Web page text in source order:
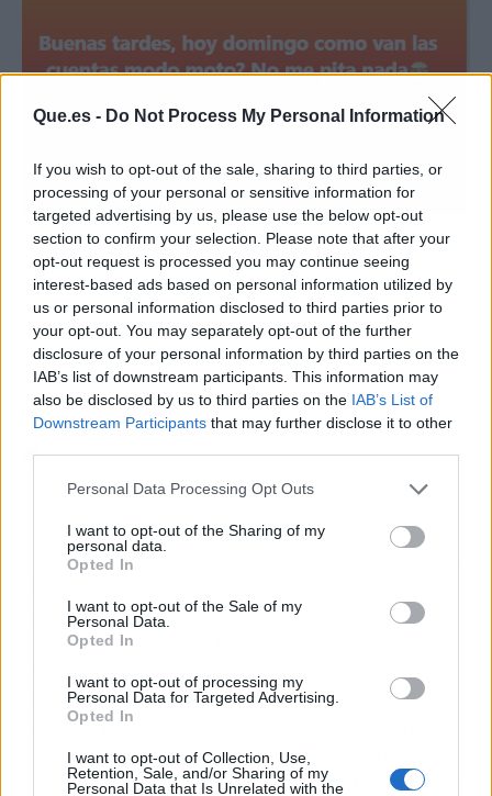
Que.es - Do Not Process My Personal Information
If you wish to opt-out of the sale, sharing to third parties, or
processing of your personal or sensitive information for
targeted advertising by us, please use the below opt-out
section to confirm your selection. Please note that after your
opt-out request is processed you may continue seeing
interest-based ads based on personal information utilized by
us or personal information disclosed to third parties prior to
your opt-out. You may separately opt-out of the further
disclosure of your personal information by third parties on the
IAB’s list of downstream participants. This information may
also be disclosed by us to third parties on the IAB’s List of
Downstream Participants that may further disclose it to other
Personal Data Processing Opt Outs
I want to opt-out of the Sharing of my
personal data.
Opted In
I want to opt-out of the Sale of my
Personal Data.
Opted In
I want to opt-out of processing my
Personal Data for Targeted Advertising.
Opted In
I want to opt-out of Collection, Use,
Retention, Sale, and/or Sharing of my
Personal Data that Is Unrelated with the
Publicación de Riders en Redes. Nombres ocultos para proteger a los
En cualquier caso, para los que se oponen a este
importancia de una Ley Rider, y de que
empresas como
sus repartidores contratados para evitar este
tipo de problemas. Es cierto que esto no
cambiaría la situación de este mercado en
Madrid, pero al menos facilita el seguimiento
del total de cuentas, como ocurre con formas de